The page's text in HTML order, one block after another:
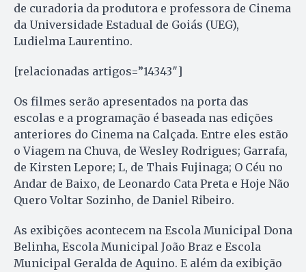
de curadoria da produtora e professora de Cinema
da Universidade Estadual de Goiás (UEG),
Ludielma Laurentino.
[relacionadas artigos=”14343″]
Os filmes serão apresentados na porta das
escolas e a programação é baseada nas edições
anteriores do Cinema na Calçada. Entre eles estão
o Viagem na Chuva, de Wesley Rodrigues; Garrafa,
de Kirsten Lepore; L, de Thais Fujinaga; O Céu no
Andar de Baixo, de Leonardo Cata Preta e Hoje Não
Quero Voltar Sozinho, de Daniel Ribeiro.
As exibições acontecem na Escola Municipal Dona
Belinha, Escola Municipal João Braz e Escola
Municipal Geralda de Aquino. E além da exibição